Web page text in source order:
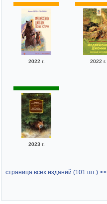
2022 г. 2022 г.
2023 г.
страница всех изданий (101 шт.) >>